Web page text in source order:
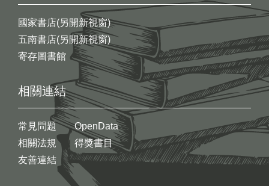
國家書店(另開新視窗)
五南書店(另開新視窗)
寄存圖書館
相關連結
常見問題
相關法規
友善連結
OpenData
得獎書目